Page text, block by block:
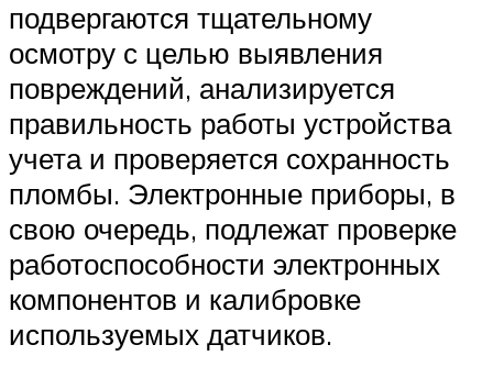
подвергаются тщательному
осмотру с целью выявления
повреждений, анализируется
правильность работы устройства
учета и проверяется сохранность
пломбы. Электронные приборы, в
свою очередь, подлежат проверке
работоспособности электронных
компонентов и калибровке
используемых датчиков.